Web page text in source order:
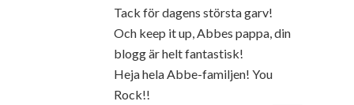
Tack för dagens största garv!
Och keep it up, Abbes pappa, din
blogg är helt fantastisk!
Heja hela Abbe-familjen! You
Rock!!